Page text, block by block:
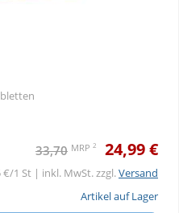
33,70 MRP 2 24,99 €
€/1 St | inkl. MwSt. zzgl.Versand
Artikel auf Lager